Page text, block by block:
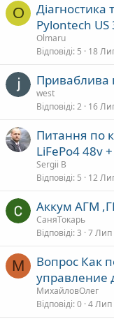
O
Діагностика
Pylontech US
Olmaru
Відповіді 5 18
Приваблива
west
Відповіді 2 16
Питання по
LiFePo4 48v
Sergii B
Відповіді 5 12
Аккум АГМ
СаняТокарь
Відповіді 3 7 Лип
М
Вопрос Как
управление
МихайловОлег
Відповіді 0 4 Лип